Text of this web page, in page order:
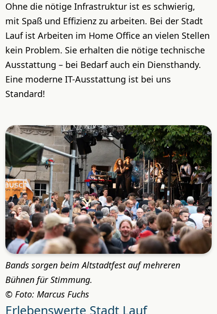
Ohne die nötige Infrastruktur ist es schwierig,
mit Spaß und Effizienz zu arbeiten. Bei der Stadt
Lauf ist Arbeiten im Home Office an vielen Stellen
kein Problem. Sie erhalten die nötige technische
Ausstattung – bei Bedarf auch ein Diensthandy.
Eine moderne IT-Ausstattung ist bei uns
Standard!
Bands sorgen beim Altstadtfest auf mehreren
Bühnen für Stimmung.
Foto: Marcus Fuchs
Erlebenswerte Stadt Lauf